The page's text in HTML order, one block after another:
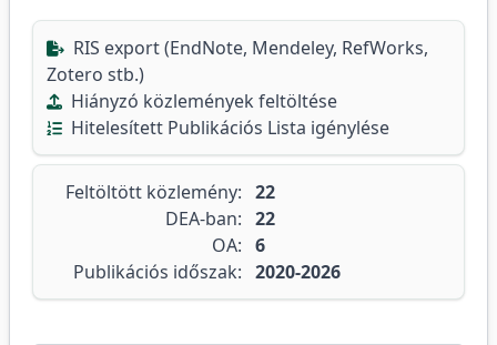
RIS export (EndNote, Mendeley, RefWorks,
Zotero stb.)
Hiányzó közlemények feltöltése
Hitelesített Publikációs Lista igénylése
Feltöltött közlemény: 22
DEA-ban: 22
OA: 6
Publikációs időszak: 2020-2026